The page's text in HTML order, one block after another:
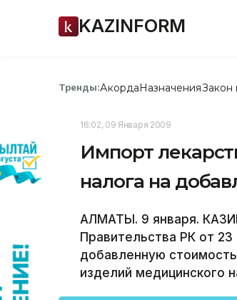
KAZINFORM
Тренды:АкордаНазначенияЗакон
16:02, 09 Января 2009
Импорт
налога на
АЛМАТЫ. 9 января.
Правительства РК от
добавленную
изделий медицинского